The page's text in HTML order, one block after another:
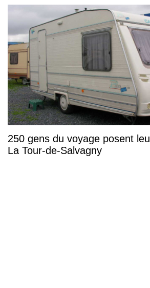
250 gens du voyage posent
La Tour-de-Salvagny